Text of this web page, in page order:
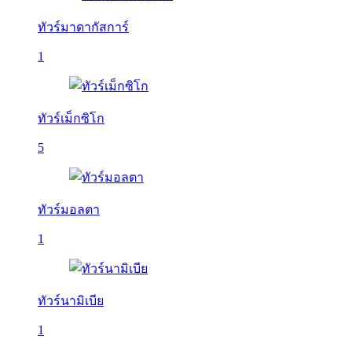
ทัวร์มาดากัสการ์
1
ทัวร์เม็กซิโก
5
ทัวร์มอลตา
1
ทัวร์นามิเบีย
1